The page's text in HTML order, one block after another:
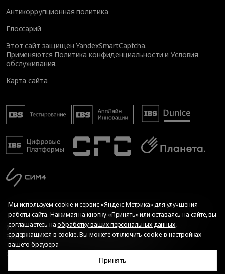
Антикоррупционная политика
Глоссарий
Этот сайт защищен YandexSmartCaptcha.
Применяются Политика конфиденциальности иУсловия
обслуживания.
Карта сайта
© Общество с ограниченной ответственностью «ИБС
Экспертиза», 2026. Все права защищены
Мы используем cookie и сервис «Яндекс.Метрика» для улучшения
работы сайта. Нажимая на кнопку «Принять» или оставаясь на сайте, вы
соглашаетесь наобработку ваших персональных данных,
содержащихся в cookie. Вы можете отключить cookie в настройках
вашего браузера
Принять